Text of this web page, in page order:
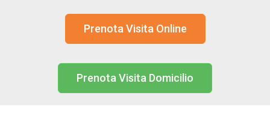
Prenota Visita Online
Prenota Visita Domicilio